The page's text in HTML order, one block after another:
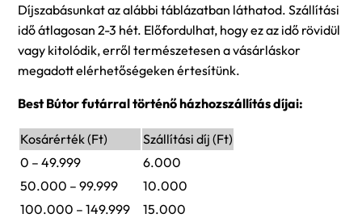
Díjszabásunkat az alábbi táblázatban láthatod. Szállítási
idő átlagosan 2-3 hét. Előfordulhat, hogy ez az idő rövidül
vagy kitolódik, erről természetesen a vásárláskor
megadott elérhetőségeken értesítünk.
Best Bútor futárral történő házhozszállítás díjai:
Kosárérték (Ft)
Szállítási díj (Ft)
0 – 49.999
6.000
50.000 – 99.999
10.000
100.000 – 149.999
15.000